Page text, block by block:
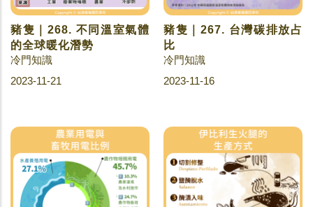
豬隻｜268. 不同溫室氣體
的全球暖化潛勢
冷門知識
2023-11-21
豬隻｜267. 台灣碳排放占
比
冷門知識
2023-11-16